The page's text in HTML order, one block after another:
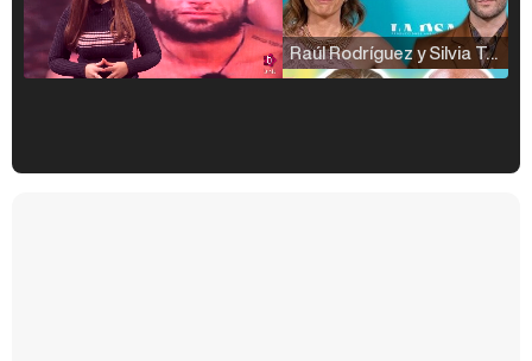
Raúl Rodríguez y Silvia Taulés nos cuentan su papel en 'La familia de la tele'